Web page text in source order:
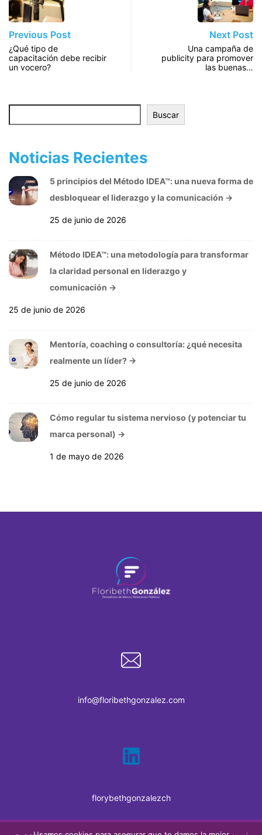
Previous Post
¿Qué tipo de
capacitación debe recibir
un vocero?
Next Post
Una campaña de
publicity para promover
las buenas…
Buscar
Noticias Recientes
5 principios del Método IDEA™: una nueva forma de
desbloquear el liderazgo y la comunicación →
25 de junio de 2026
Método IDEA™: una metodología para transformar
la claridad personal en liderazgo y
comunicación →
25 de junio de 2026
Mentoría, coaching o consultoría: ¿qué necesita
realmente un líder? →
25 de junio de 2026
Cómo regular tu sistema nervioso (y potenciar tu
marca personal) →
1 de mayo de 2026
info@floribethgonzalez.com
florybethgonzalezch